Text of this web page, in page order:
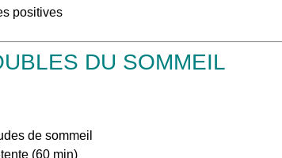
positives
DU SOMMEIL
de sommeil
(60 min)